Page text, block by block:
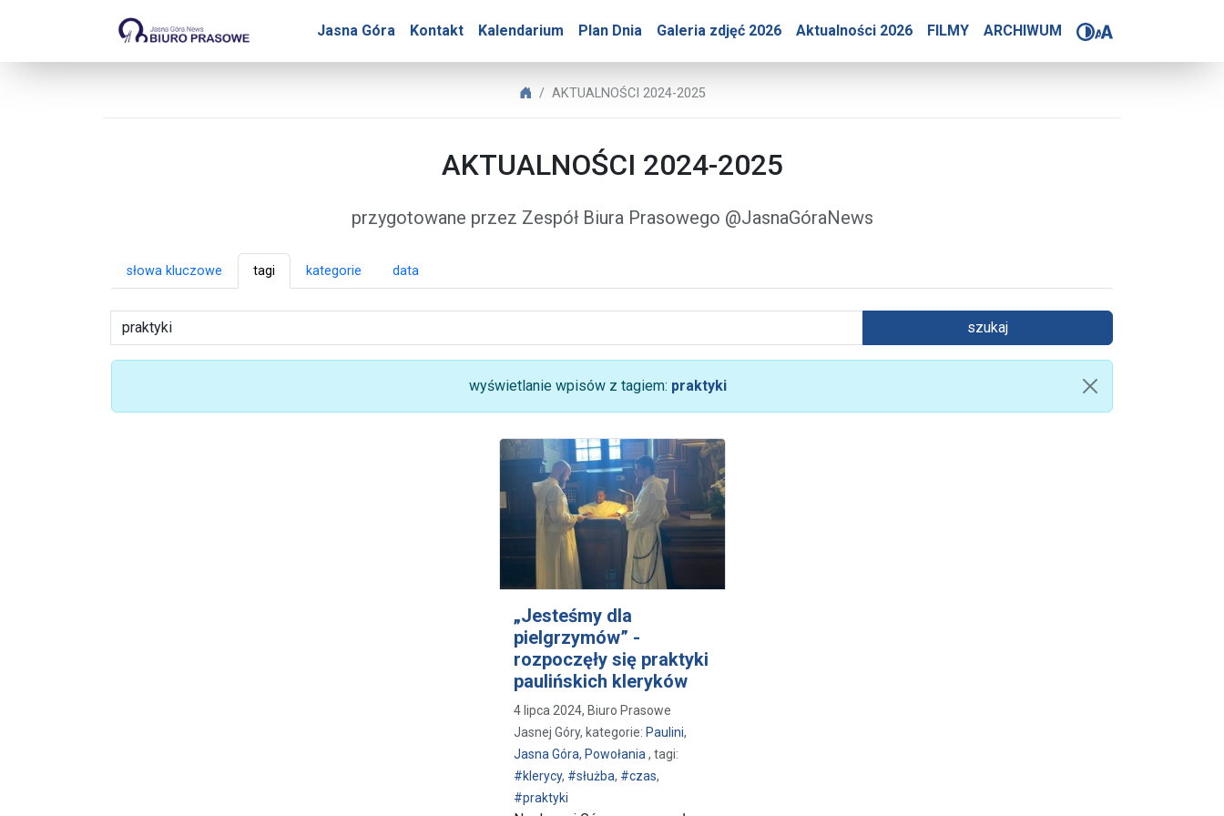
Jasna Góra Kontakt Kalendarium Plan Dnia Galeria zdjęć 2026 Aktualności 2026 FILMY ARCHIWUM
Biuro Prasowe Jasnej Góry – AKTUALNOŚCI 2024-2025
Biuro Prasowe Jasnej Góry
AKTUALNOŚCI 2024-2025
AKTUALNOŚCI 2024-2025
przygotowane przez Zespół Biura Prasowego @JasnaGóraNews
słowa kluczowe tagi kategorie data
szukaj
wyświetlanie wpisów z tagiem: praktyki
„Jesteśmy dla
pielgrzymów” -
rozpoczęły się praktyki
paulińskich kleryków
4 lipca 2024, Biuro Prasowe
Jasnej Góry, kategorie: Paulini,
Jasna Góra, Powołania , tagi:
#klerycy, #służba, #czas,
#praktyki